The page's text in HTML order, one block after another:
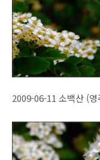
2009-06-11 소백산 (영